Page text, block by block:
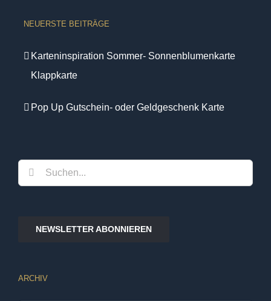
NEUERSTE BEITRÄGE
Karteninspiration Sommer- Sonnenblumenkarte
Klappkarte
Pop Up Gutschein- oder Geldgeschenk Karte
Suche
nach:
NEWSLETTER ABONNIEREN
ARCHIV